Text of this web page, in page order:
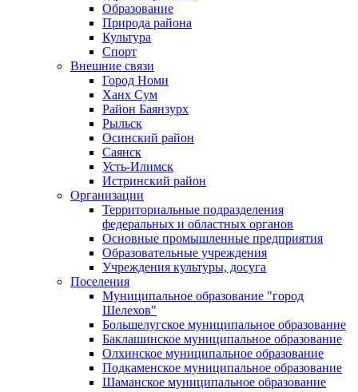
Образование
Природа района
Культура
Спорт
Внешние связи
Город Номи
Ханх Сум
Район Баянзурх
Рыльск
Осинский район
Саянск
Усть-Илимск
Истринский район
Организации
Территориальные подразделения
федеральных и областных органов
Основные промышленные предприятия
Образовательные учреждения
Учреждения культуры, досуга
Поселения
Муниципальное образование "город
Шелехов"
Большелугское муниципальное образование
Баклашинское муниципальное образование
Олхинское муниципальное образование
Подкаменское муниципальное образование
Шаманское муниципальное образование